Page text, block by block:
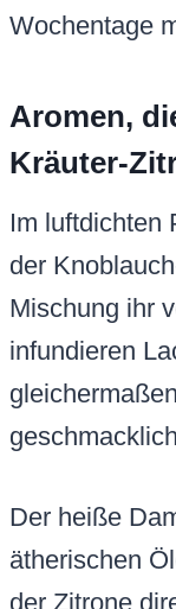
Wochentage
Aromen,
Kräuter-
Im luftdichten
der
Mischung ihr
infundieren
Der heiße
ätherischen
der Zitrone